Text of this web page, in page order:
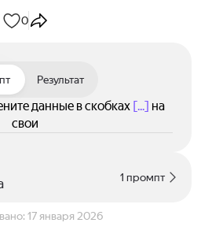
0
Результат
данные в скобках [...] на
свои
1 промпт
17 января 2026